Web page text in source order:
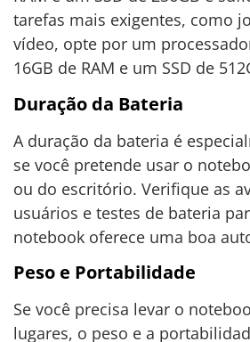
tarefas mais exigentes, como
vídeo, opte por um
16GB de RAM e um SSD de
Duração da Bateria
A duração da bateria é
se você pretende usar o
ou do escritório. Verifique as
usuários e testes de bateria
notebook oferece uma boa
Peso e Portabilidade
Se você precisa levar o
lugares, o peso e a